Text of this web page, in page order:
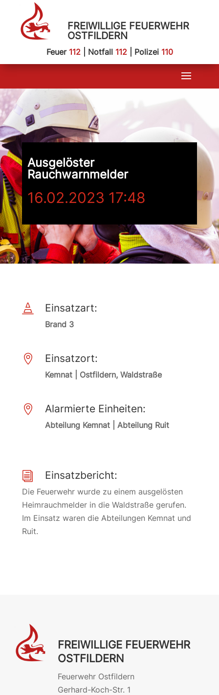
FREIWILLIGE FEUERWEHR
OSTFILDERN
Feuer 112| Notfall 112| Polizei 110
Ausgelöster
Rauchwarnmelder
16.02.2023 17:48
 Einsatzart:
Brand 3
 Einsatzort:
Kemnat | Ostfildern, Waldstraße
 Alarmierte Einheiten:
Abteilung Kemnat | Abteilung Ruit
i Einsatzbericht:
Die Feuerwehr wurde zu einem ausgelösten
Heimrauchmelder in die Waldstraße gerufen.
Im Einsatz waren die Abteilungen Kemnat und
Ruit.
FREIWILLIGE FEUERWEHR
OSTFILDERN
Feuerwehr Ostfildern
Gerhard-Koch-Str. 1